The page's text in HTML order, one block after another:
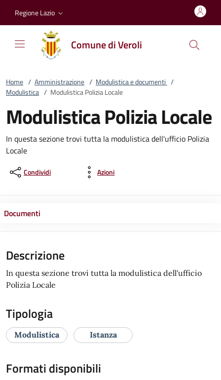
Regione Lazio
Comune di Veroli
Home / Amministrazione / Modulistica e documenti /
Modulistica / Modulistica Polizia Locale
Modulistica Polizia Locale
In questa sezione trovi tutta la modulistica dell'ufficio Polizia
Locale
Condividi Azioni
Documenti
Descrizione
In questa sezione trovi tutta la modulistica dell'ufficio
Polizia Locale
Tipologia
Modulistica Istanza
Formati disponibili